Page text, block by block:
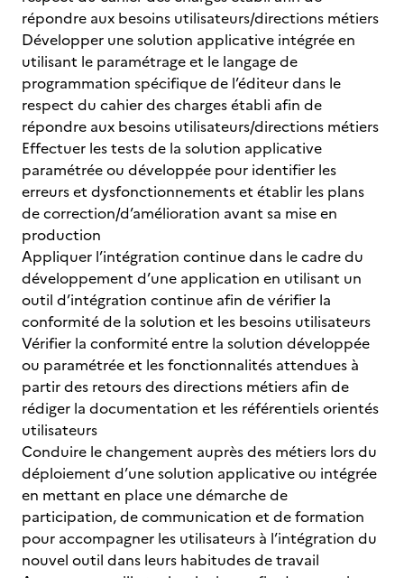
répondre aux besoins utilisateurs/directions métiers
Développer une solution applicative intégrée en
utilisant le paramétrage et le langage de
programmation spécifique de l’éditeur dans le
respect du cahier des charges établi afin de
répondre aux besoins utilisateurs/directions métiers
Effectuer les tests de la solution applicative
paramétrée ou développée pour identifier les
erreurs et dysfonctionnements et établir les plans
de correction/d’amélioration avant sa mise en
production
Appliquer l’intégration continue dans le cadre du
développement d’une application en utilisant un
outil d’intégration continue afin de vérifier la
conformité de la solution et les besoins utilisateurs
Vérifier la conformité entre la solution développée
ou paramétrée et les fonctionnalités attendues à
partir des retours des directions métiers afin de
rédiger la documentation et les référentiels orientés
utilisateurs
Conduire le changement auprès des métiers lors du
déploiement d’une solution applicative ou intégrée
en mettant en place une démarche de
participation, de communication et de formation
pour accompagner les utilisateurs à l’intégration du
nouvel outil dans leurs habitudes de travail